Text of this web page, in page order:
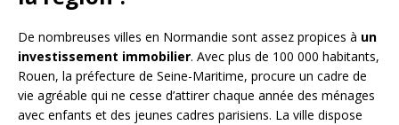
De nombreuses villes en Normandie sont assez propices à un
investissement immobilier. Avec plus de 100 000 habitants,
Rouen, la préfecture de Seine-Maritime, procure un cadre de
vie agréable qui ne cesse d’attirer chaque année des ménages
avec enfants et des jeunes cadres parisiens. La ville dispose